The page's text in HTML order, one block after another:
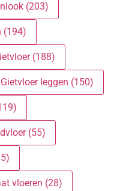
(203)
(194)
(188)
Gietvloer leggen (150)
(55)
vloeren (28)